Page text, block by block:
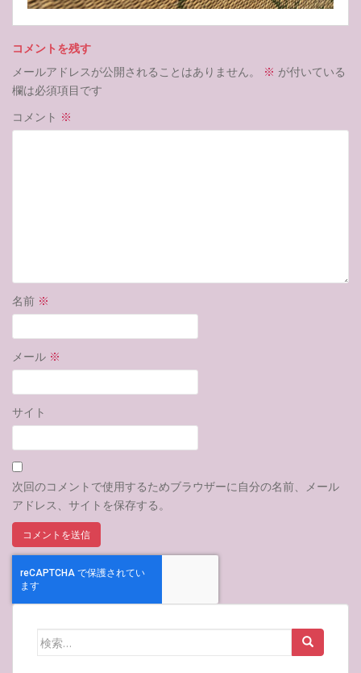
コメントを残す
メールアドレスが公開されることはありません。
※ が付いている
欄は必須項目です
コメント ※
名前 ※
メール ※
サイト
次回のコメントで使用するためブラウザーに自分の名前、メール
アドレス、サイトを保存する。
検